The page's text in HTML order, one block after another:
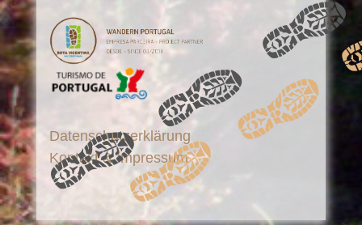
Datenschutzerklärung
Kontakt & Impressum